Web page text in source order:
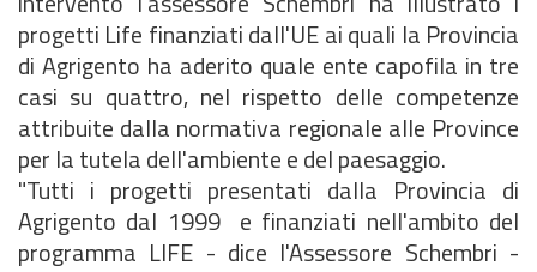
progetti Life finanziati dall'UE ai quali la Provincia
di Agrigento ha aderito quale ente capofila in tre
casi su quattro, nel rispetto delle competenze
attribuite dalla normativa regionale alle Province
per la tutela dell'ambiente e del paesaggio.
"Tutti i progetti presentati dalla Provincia di
Agrigento dal 1999 e finanziati nell'ambito del
programma LIFE - dice l'Assessore Schembri -